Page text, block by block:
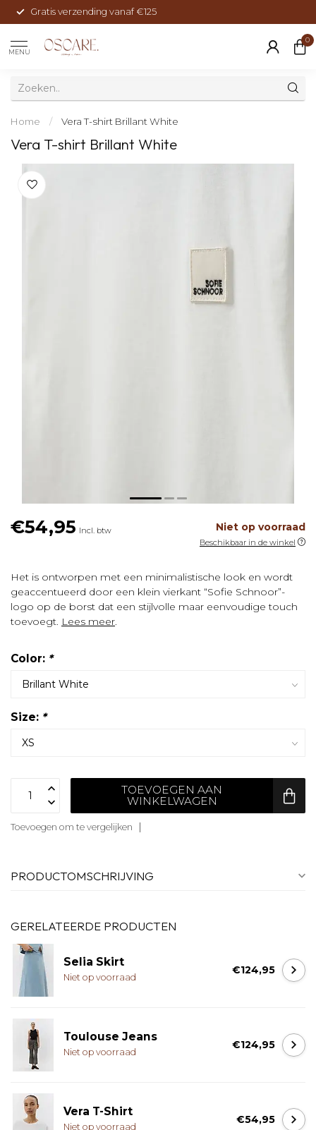
Gratis verzending vanaf €125
MENU
0
Home / Vera T-shirt Brillant White
Vera T-shirt Brillant White
€54,95 Incl. btw Niet op voorraad
Beschikbaar in de winkel
Het is ontworpen met een minimalistische look en wordt
geaccentueerd door een klein vierkant “Sofie Schnoor”-
logo op de borst dat een stijlvolle maar eenvoudige touch
toevoegt. Lees meer.
Color: *
Size: *
TOEVOEGEN AAN
WINKELWAGEN
Toevoegen om te vergelijken
PRODUCTOMSCHRIJVING
GERELATEERDE PRODUCTEN
Selia Skirt
Niet op voorraad
€124,95
Toulouse Jeans
Niet op voorraad
€124,95
Vera T-Shirt
Niet op voorraad
€54,95